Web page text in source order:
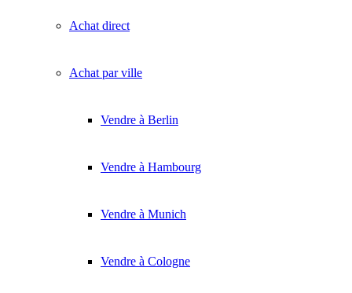
Achat direct
Achat par ville
Vendre à Berlin
Vendre à Hambourg
Vendre à Munich
Vendre à Cologne